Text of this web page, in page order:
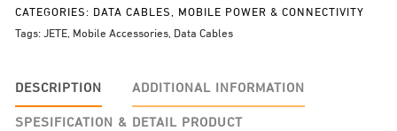
CATEGORIES: DATA CABLES ,
MOBILE POWER & CONNECTIVITY
Tags: JETE, Mobile Accessories, Data Cables
DESCRIPTION ADDITIONAL INFORMATION
SPESIFICATION & DETAIL PRODUCT